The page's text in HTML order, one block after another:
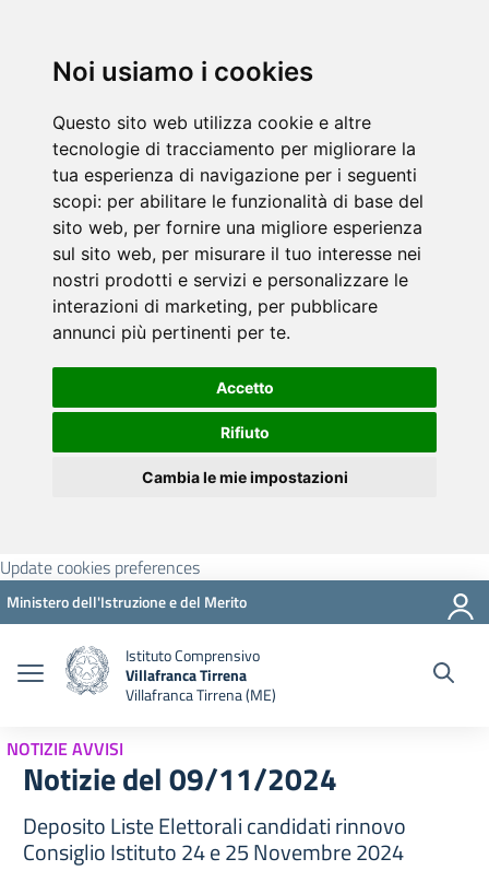
Noi usiamo i cookies
Questo sito web utilizza cookie e altre
tecnologie di tracciamento per migliorare la
tua esperienza di navigazione per i seguenti
scopi: per abilitare le funzionalità di base del
sito web, per fornire una migliore esperienza
sul sito web, per misurare il tuo interesse nei
nostri prodotti e servizi e personalizzare le
interazioni di marketing, per pubblicare
annunci più pertinenti per te.
Accetto
Rifiuto
Cambia le mie impostazioni
Update cookies preferences
Ministero dell'Istruzione e del Merito
Istituto Comprensivo
Villafranca Tirrena
Villafranca Tirrena (ME)
NOTIZIE AVVISI
Notizie del 09/11/2024
Deposito Liste Elettorali candidati rinnovo
Consiglio Istituto 24 e 25 Novembre 2024